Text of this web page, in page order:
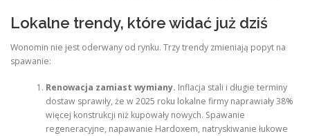
Lokalne trendy, które widać już dziś
Wonomin nie jest oderwany od rynku. Trzy trendy zmieniają popyt na
spawanie:
Renowacja zamiast wymiany. Inflacja stali i długie terminy
dostaw sprawiły, że w 2025 roku lokalne firmy naprawiały 38%
więcej konstrukcji niż kupowały nowych. Spawanie
regeneracyjne, napawanie Hardoxem, natryskiwanie łukowe